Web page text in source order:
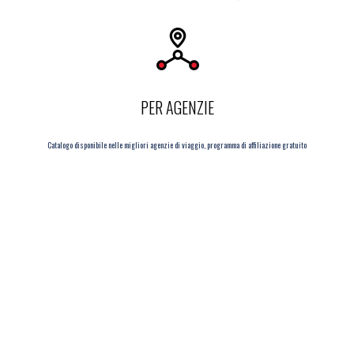
PER AGENZIE
Catalogo disponibile nelle migliori agenzie di viaggio, programma di affiliazione gratuito